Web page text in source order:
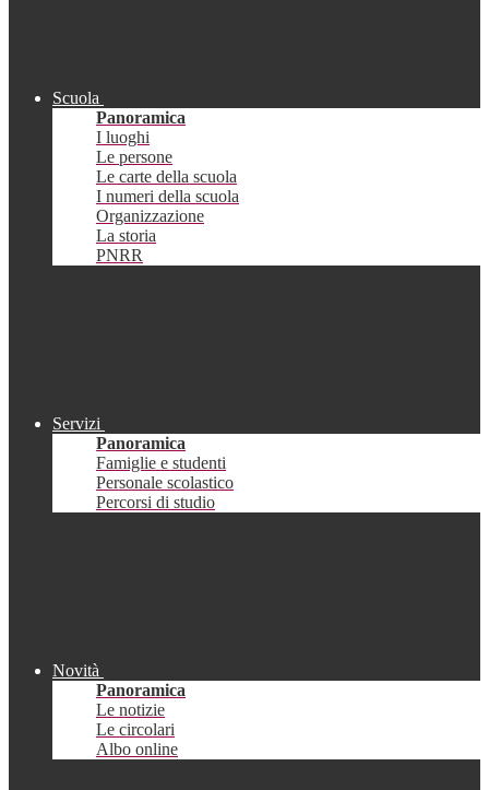
Scuola
Panoramica
I luoghi
Le persone
Le carte della scuola
I numeri della scuola
Organizzazione
La storia
PNRR
Servizi
Panoramica
Famiglie e studenti
Personale scolastico
Percorsi di studio
Novità
Panoramica
Le notizie
Le circolari
Albo online